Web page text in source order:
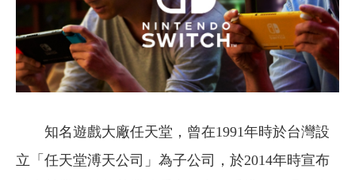
知名遊戲大廠任天堂，曾在1991年時於台灣設
立「任天堂溥天公司」為子公司，於2014年時宣布